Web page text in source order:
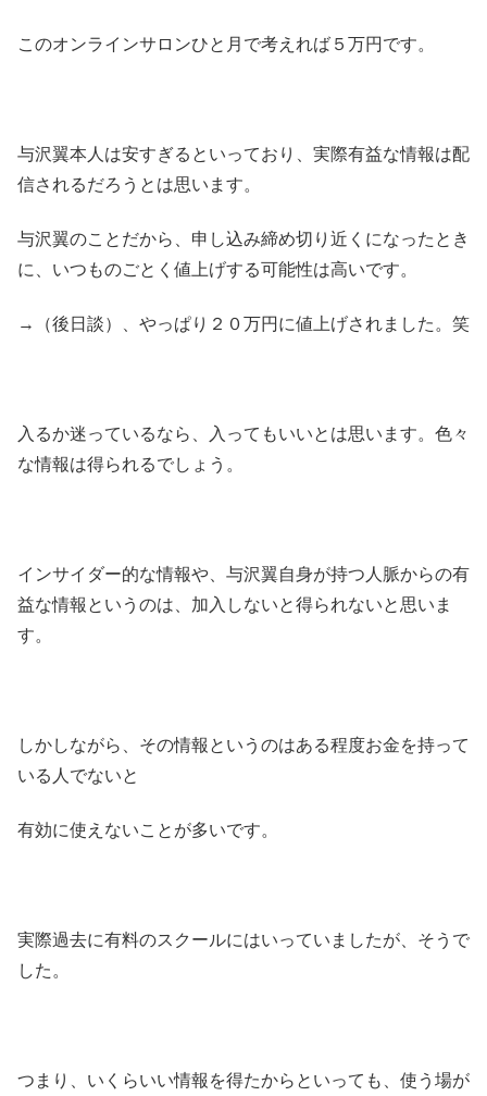
このオンラインサロンひと月で考えれば５万円です。
与沢翼本人は安すぎるといっており、実際有益な情報は配
信されるだろうとは思います。
与沢翼のことだから、申し込み締め切り近くになったとき
に、いつものごとく値上げする可能性は高いです。
→（後日談）、やっぱり２０万円に値上げされました。笑
入るか迷っているなら、入ってもいいとは思います。色々
な情報は得られるでしょう。
インサイダー的な情報や、与沢翼自身が持つ人脈からの有
益な情報というのは、加入しないと得られないと思いま
す。
しかしながら、その情報というのはある程度お金を持って
いる人でないと
有効に使えないことが多いです。
実際過去に有料のスクールにはいっていましたが、そうで
した。
つまり、いくらいい情報を得たからといっても、使う場が